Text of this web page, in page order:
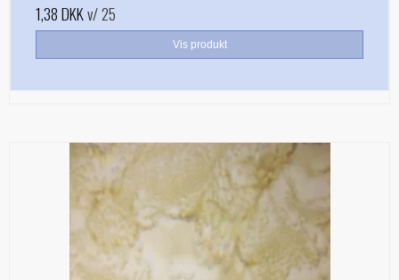
1,38 DKKv/ 25
Vis produkt